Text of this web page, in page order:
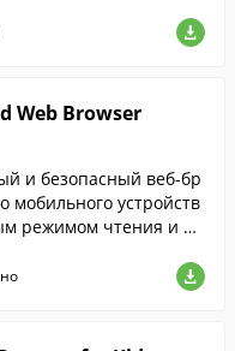
Web Browser
и безопасный веб-бр
мобильного устройств
режимом чтения и др